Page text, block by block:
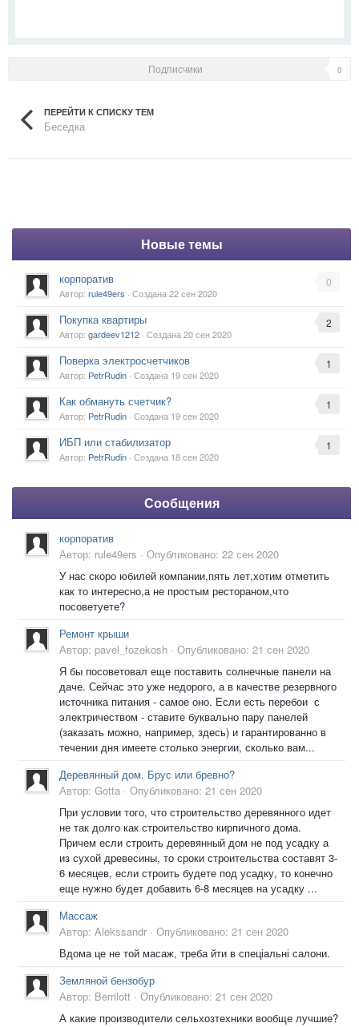
Подписчики 0
ПЕРЕЙТИ К СПИСКУ ТЕМ
Беседка
Новые темы
0
корпоратив
Автор: rule49ers · Создана22 сен 2020
2
Покупка квартиры
Автор: gardeev1212 · Создана20 сен 2020
1
Поверка электросчетчиков
Автор: PetrRudin · Создана 19 сен 2020
1
Как обмануть счетчик?
Автор: PetrRudin · Создана 19 сен 2020
1
ИБП или стабилизатор
Автор: PetrRudin · Создана 18 сен 2020
Сообщения
корпоратив
Автор: rule49ers · Опубликовано: 22 сен 2020
У нас скоро юбилей компании,пять лет,хотим отметить
как то интересно,а не простым рестораном,что
посоветуете?
Ремонт крыши
Автор: pavel_fozekosh · Опубликовано: 21 сен 2020
Я бы посоветовал еще поставить солнечные панели на
даче. Сейчас это уже недорого, а в качестве резервного
источника питания - самое оно. Если есть перебои с
электричеством - ставите буквально пару панелей
(заказать можно, например, здесь) и гарантированно в
течении дня имеете столько энергии, сколько вам...
Деревянный дом. Брус или бревно?
Автор: Gotta · Опубликовано: 21 сен 2020
При условии того, что строительство деревянного идет
не так долго как строительство кирпичного дома.
Причем если строить деревянный дом не под усадку а
из сухой древесины, то сроки строительства составят 3-
6 месяцев, если строить будете под усадку, то конечно
еще нужно будет добавить 6-8 месяцев на усадку ...
Массаж
Автор: Alekssandr · Опубликовано: 21 сен 2020
Вдома це не той масаж, треба йти в спеціальні салони.
Земляной бензобур
Автор: Berrilott · Опубликовано: 21 сен 2020
А какие производители сельхозтехники вообще лучшие?